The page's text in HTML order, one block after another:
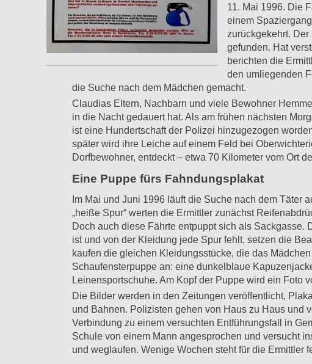
11. Mai 1996. Die
einem
zurückgekehrt.
gefunden. Hat
berichten die
den umliegenden
die Suche nach dem Mädchen gemacht.
Claudias Eltern, Nachbarn und viele Bewohner
in die Nacht gedauert hat. Als am frühen nächsten
ist eine Hundertschaft der Polizei hinzugezogen
später wird ihre Leiche auf einem Feld bei
Dorfbewohner, entdeckt – etwa 70 Kilometer vom Ort
Eine Puppe fürs Fahndungsplakat
Im Mai und Juni 1996 läuft die Suche nach dem Täter
„heiße Spur“ werten die Ermittler zunächst
Doch auch diese Fährte entpuppt sich als Sackgasse.
ist und von der Kleidung jede Spur fehlt, setzen die
kaufen die gleichen Kleidungsstücke, die das
Schaufensterpuppe an: eine dunkelblaue
Leinensportschuhe. Am Kopf der Puppe wird ein Foto
Die Bilder werden in den Zeitungen veröffentlicht,
und Bahnen. Polizisten gehen von Haus zu Haus und
Verbindung zu einem versuchten Entführungsfall in
Schule von einem Mann angesprochen und versucht
und weglaufen. Wenige Wochen steht für die Ermittler